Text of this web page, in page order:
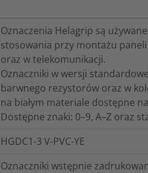
Oznaczenia Helagrip są
stosowania przy montażu
oraz w telekomunikacji.
Oznaczniki w wersji
barwnego rezystorów oraz w
na białym materiale dostępne
Dostępne znaki: 0–9, A–Z oraz
HGDC1-3 V-PVC-YE
Oznaczniki wstępnie